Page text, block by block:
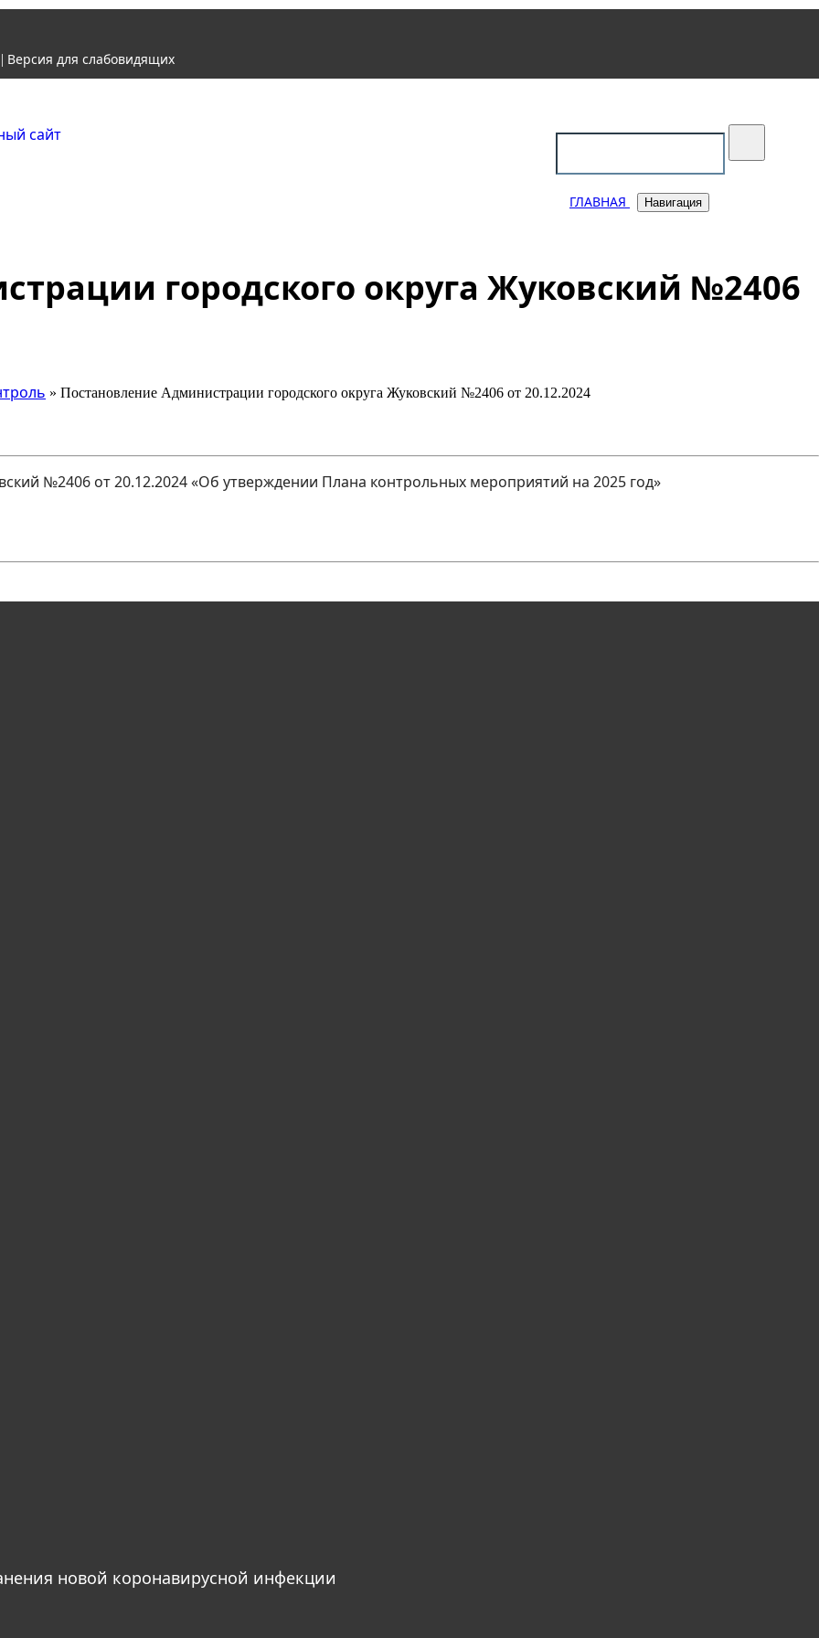
| Версия для слабовидящих
ГЛАВНАЯ Навигация
городского округа Жуковский №2406
» Постановление Администрации городского округа Жуковский №2406 от 20.12.2024
№2406 от 20.12.2024 «Об утверждении Плана контрольных мероприятий на 2025 год»
новой коронавирусной инфекции